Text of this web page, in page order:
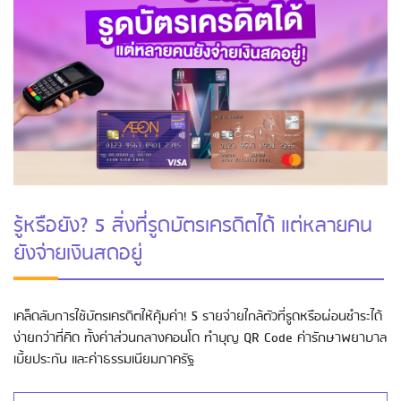
รู้หรือยัง? 5 สิ่งที่รูดบัตรเครดิตได้ แต่หลายคน
ยังจ่ายเงินสดอยู่
เคล็ดลับการใช้บัตรเครดิตให้คุ้มค่า! 5 รายจ่ายใกล้ตัวที่รูดหรือผ่อนชำระได้
ง่ายกว่าที่คิด ทั้งค่าส่วนกลางคอนโด ทำบุญ QR Code ค่ารักษาพยาบาล
เบี้ยประกัน และค่าธรรมเนียมภาครัฐ